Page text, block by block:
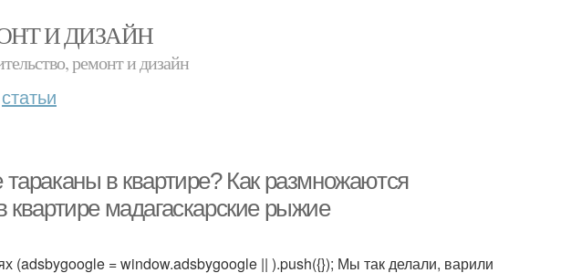
И ДИЗАЙН
ремонт и дизайн
статьи
в квартире? Как размножаются
мадагаскарские рыжие
(adsbygoogle = window.adsbygoogle || ).push({}); Мы так делали, варили